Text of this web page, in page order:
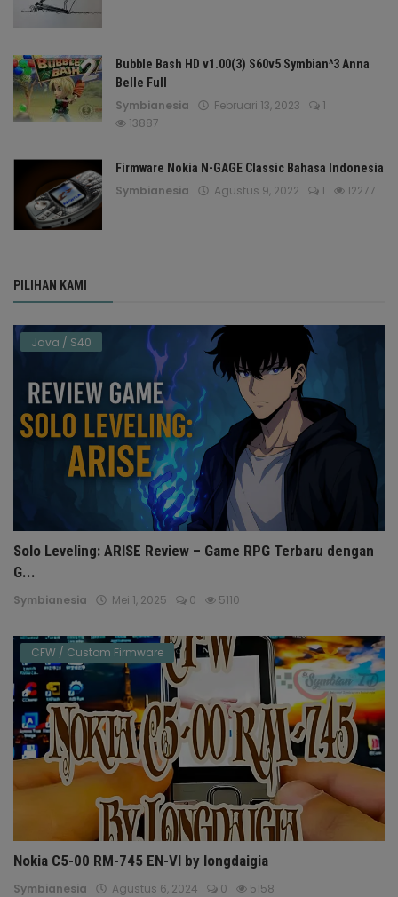
Bubble Bash HD v1.00(3) S60v5 Symbian^3 Anna
Belle Full
Symbianesia Februari 13, 2023
1
13887
Firmware Nokia N-GAGE Classic Bahasa Indonesia
Symbianesia Agustus 9, 2022 1 12277
PILIHAN KAMI
Java / S40
Solo Leveling: ARISE Review – Game RPG Terbaru dengan
G...
Symbianesia Mei 1, 2025 0 5110
CFW / Custom Firmware
Nokia C5-00 RM-745 EN-VI by longdaigia
Symbianesia Agustus 6, 2024 0 5158